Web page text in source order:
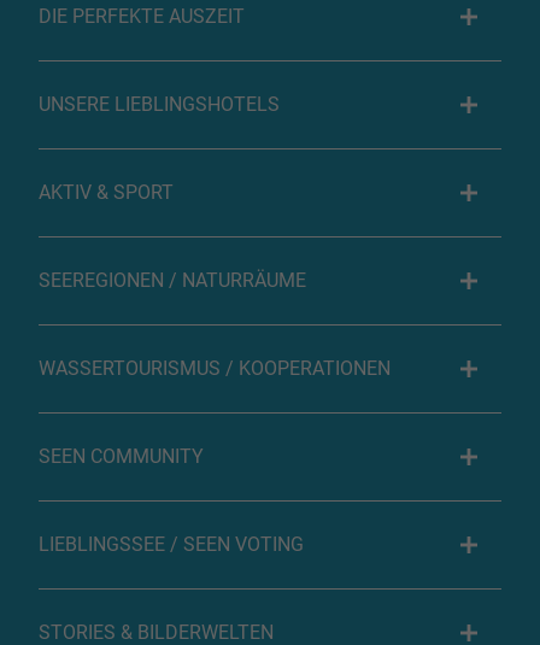
DIE PERFEKTE AUSZEIT
UNSERE LIEBLINGSHOTELS
AKTIV & SPORT
SEEREGIONEN / NATURRÄUME
WASSERTOURISMUS / KOOPERATIONEN
SEEN COMMUNITY
LIEBLINGSSEE / SEEN VOTING
STORIES & BILDERWELTEN